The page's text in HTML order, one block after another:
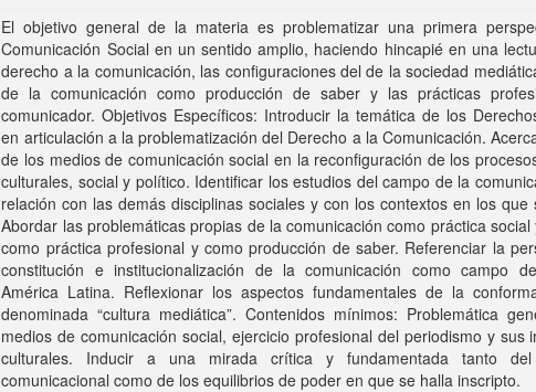
El objetivo general de la materia es problematizar una primera
Comunicación Social en un sentido amplio, haciendo hincapié en una
derecho a la comunicación, las configuraciones del de la sociedad
de la comunicación como producción de saber y las prácticas
comunicador. Objetivos Específicos: Introducir la temática de los
en articulación a la problematización del Derecho a la Comunicación.
de los medios de comunicación social en la reconfiguración de los
culturales, social y político. Identificar los estudios del campo de la
relación con las demás disciplinas sociales y con los contextos en los que
Abordar las problemáticas propias de la comunicación como práctica social
como práctica profesional y como producción de saber. Referenciar la
constitución e institucionalización de la comunicación como campo
América Latina. Reflexionar los aspectos fundamentales de la
denominada “cultura mediática”. Contenidos mínimos: Problemática
medios de comunicación social, ejercicio profesional del periodismo y sus
culturales. Inducir a una mirada crítica y fundamentada tanto del
comunicacional como de los equilibrios de poder en que se halla inscripto.